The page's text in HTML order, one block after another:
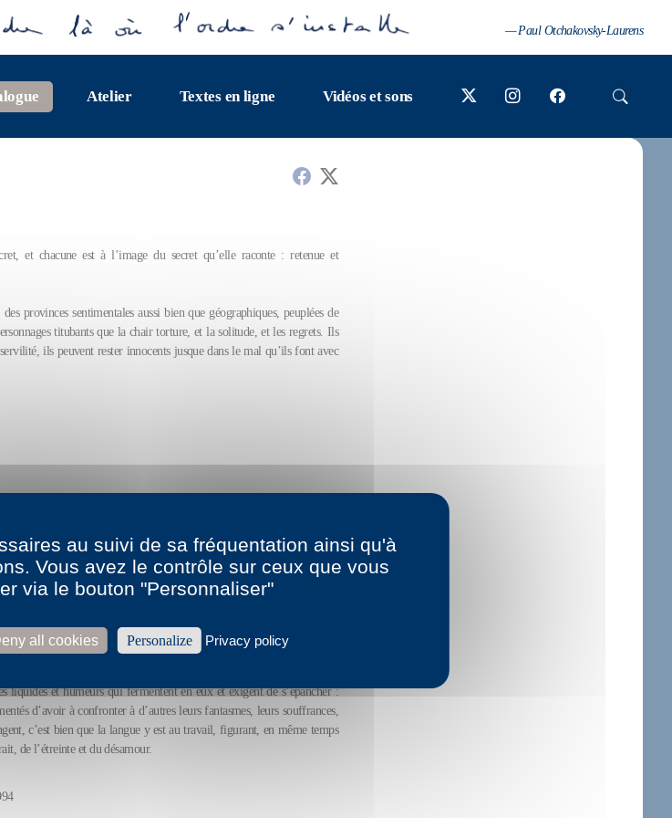
— Paul Otchakovsky-Laurens
Atelier Textes en ligne Vidéos et sons
et chacune est à l’image du secret qu’elle raconte : retenue et
provinces sentimentales aussi bien que géographiques, peuplées de
titubants que la chair torture, et la solitude, et les regrets. Ils
ils peuvent rester innocents jusque dans le mal qu’ils font avec
liquides et humeurs qui fermentent en eux et exigent de s’épancher :
d’avoir à confronter à d’autres leurs fantasmes, leurs souffrances,
c’est bien que la langue y est au travail, figurant, en même temps
de l’étreinte et du désamour.
au suivi de sa fréquentation ainsi qu'à
Vous avez le contrôle sur ceux que vous
via le bouton "Personnaliser"
all cookies Personalize Privacy policy